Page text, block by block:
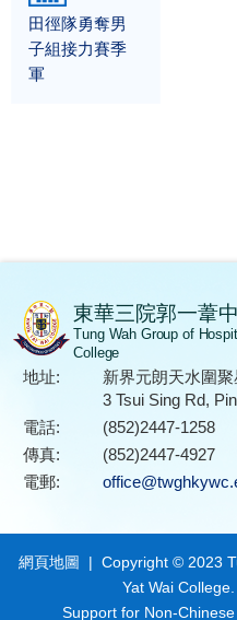
田徑隊勇奪男
子組接力賽季
軍
東華三院郭一葦
Tung Wah Group of
College
地址:
新界元朗天水圍
3 Tsui Sing Rd,
電話:
(852)2447-1258
傳真:
(852)2447-4927
電郵:
網頁地圖 | Copyright © 2023
Yat Wai
Support for Non-